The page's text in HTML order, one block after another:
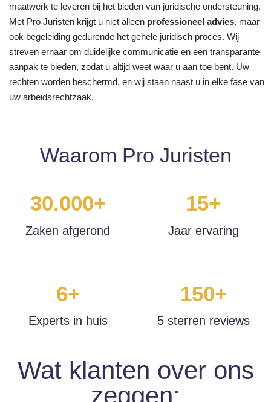
maatwerk te leveren bij het bieden van juridische ondersteuning.
Met Pro Juristen krijgt u niet alleen professioneel advies, maar
ook begeleiding gedurende het gehele juridisch proces. Wij
streven ernaar om duidelijke communicatie en een transparante
aanpak te bieden, zodat u altijd weet waar u aan toe bent. Uw
rechten worden beschermd, en wij staan naast u in elke fase van
uw arbeidsrechtzaak.
Waarom Pro Juristen
30.000+
Zaken afgerond
15+
Jaar ervaring
6+
Experts in huis
150+
5 sterren reviews
Wat klanten over ons
zeggen: